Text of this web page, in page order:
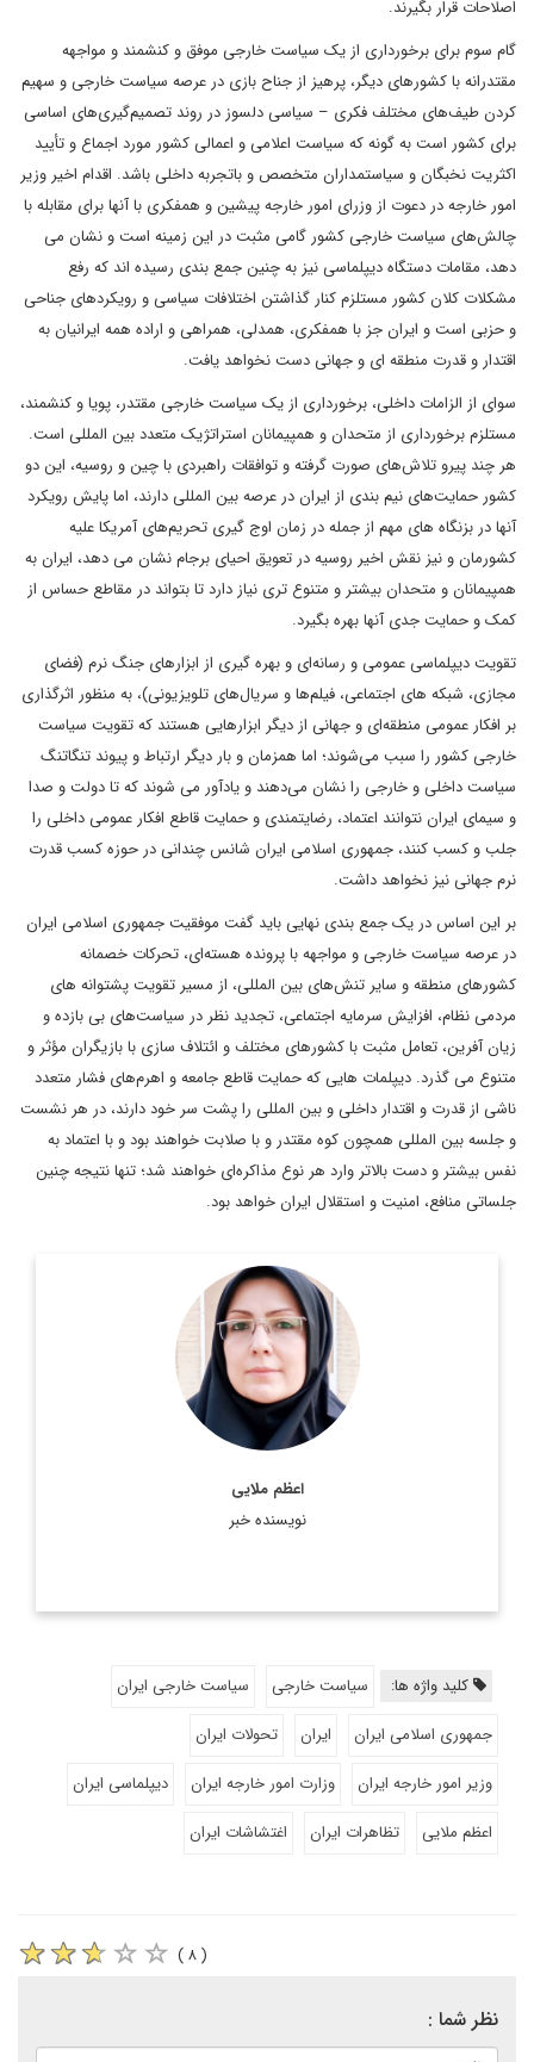
اصلاحات قرار بگیرند.
گام سوم برای برخورداری از یک سیاست خارجی موفق و کنشمند و مواجهه
مقتدرانه با کشورهای دیگر، پرهیز از جناح بازی در عرصه سیاست خارجی و سهیم
کردن طیف‌های مختلف فکری – سیاسی دلسوز در روند تصمیم‌گیری‌های اساسی
برای کشور است به گونه که سیاست اعلامی و اعمالی کشور مورد اجماع و تأیید
اکثریت نخبگان و سیاستمداران متخصص و باتجربه داخلی باشد. اقدام اخیر وزیر
امور خارجه در دعوت از وزرای امور خارجه پیشین و همفکری با آنها برای مقابله با
چالش‌های سیاست خارجی کشور گامی مثبت در این زمینه است و نشان می
دهد، مقامات دستگاه دیپلماسی نیز به چنین جمع بندی رسیده اند که رفع
مشکلات کلان کشور مستلزم کنار گذاشتن اختلافات سیاسی و رویکردهای جناحی
و حزبی است و ایران جز با همفکری، همدلی، همراهی و اراده همه ایرانیان به
اقتدار و قدرت منطقه ای و جهانی دست نخواهد یافت.
سوای از الزامات داخلی، برخورداری از یک سیاست خارجی مقتدر، پویا و کنشمند،
مستلزم برخورداری از متحدان و همپیمانان استراتژیک متعدد بین المللی است.
هر چند پیرو تلاش‌های صورت گرفته و توافقات راهبردی با چین و روسیه، این دو
کشور حمایت‌های نیم بندی از ایران در عرصه بین المللی دارند، اما پایش رویکرد
آنها در بزنگاه های مهم از جمله در زمان اوج گیری تحریم‌های آمریکا علیه
کشورمان و نیز نقش اخیر روسیه در تعویق احیای برجام نشان می دهد، ایران به
همپیمانان و متحدان بیشتر و متنوع تری نیاز دارد تا بتواند در مقاطع حساس از
کمک و حمایت جدی آنها بهره بگیرد.
تقویت دیپلماسی عمومی و رسانه‌ای و بهره گیری از ابزارهای جنگ نرم (فضای
مجازی، شبکه های اجتماعی، فیلم‌ها و سریال‌های تلویزیونی)، به منظور اثرگذاری
بر افکار عمومی منطقه‌ای و جهانی از دیگر ابزارهایی هستند که تقویت سیاست
خارجی کشور را سبب می‌شوند؛ اما همزمان و بار دیگر ارتباط و پیوند تنگاتنگ
سیاست داخلی و خارجی را نشان می‌دهند و یادآور می شوند که تا دولت و صدا
و سیمای ایران نتوانند اعتماد، رضایتمندی و حمایت قاطع افکار عمومی داخلی را
جلب و کسب کنند، جمهوری اسلامی ایران شانس چندانی در حوزه کسب قدرت
نرم جهانی نیز نخواهد داشت.
بر این اساس در یک جمع بندی نهایی باید گفت موفقیت جمهوری اسلامی ایران
در عرصه سیاست خارجی و مواجهه با پرونده هسته‌ای، تحرکات خصمانه
کشورهای منطقه و سایر تنش‌های بین المللی، از مسیر تقویت پشتوانه های
مردمی نظام، افزایش سرمایه اجتماعی، تجدید نظر در سیاست‌های بی بازده و
زیان آفرین، تعامل مثبت با کشورهای مختلف و ائتلاف سازی با بازیگران مؤثر و
متنوع می گذرد. دیپلمات ‌هایی که حمایت قاطع جامعه و اهرم‌های فشار متعدد
ناشی از قدرت و اقتدار داخلی و بین المللی را پشت سر خود دارند، در هر نشست
و جلسه بین المللی همچون کوه مقتدر و با صلابت خواهند بود و با اعتماد به
نفس بیشتر و دست بالاتر وارد هر نوع مذاکره‌ای خواهند شد؛ تنها نتیجه چنین
جلساتی منافع، امنیت و استقلال ایران خواهد بود.
اعظم ملایی
نویسنده خبر
استاد دانشگاه و پژوهشگر روابط بین الملل
اطلاعات بیشتر
کلید واژه ها: سیاست خارجی
سیاست خارجی ایران
جمهوری اسلامی ایران
ایران
تحولات ایران
وزیر امور خارجه ایران
وزارت امور خارجه ایران
دیپلماسی ایران
اعظم ملایی
تظاهرات ایران اغتشاشات ایران
( ۸ )
نظر شما :